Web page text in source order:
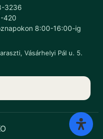
3236
420
8:00-16:00-ig
Vásárhelyi Pál u. 5.